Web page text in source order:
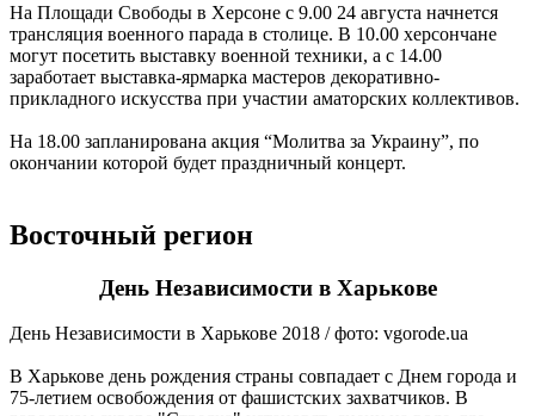
На Площади Свободы в Херсоне с 9.00 24 августа начнется
трансляция военного парада в столице. В 10.00 херсончане
могут посетить выставку военной техники, а с 14.00
заработает выставка-ярмарка мастеров декоративно-
прикладного искусства при участии аматорских коллективов.
На 18.00 запланирована акция “Молитва за Украину”, по
окончании которой будет праздничный концерт.
Восточный регион
День Независимости в Харькове
День Независимости в Харькове 2018 / фото: vgorode.ua
В Харькове день рождения страны совпадает с Днем города и
75-летием освобождения от фашистских захватчиков. В